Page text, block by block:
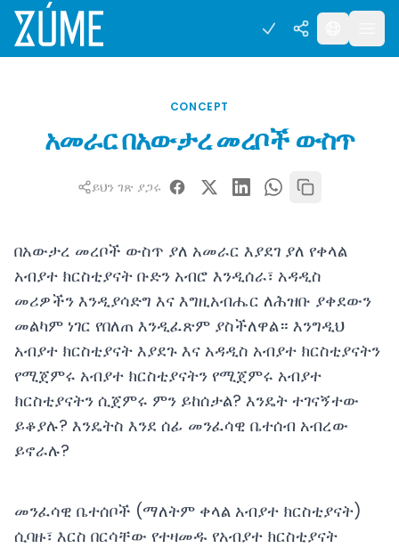
CONCEPT
አመራር በአውታረ መረቦች ውስጥ
ይህን ገጽ ያጋሩ
በአውታረ መረቦች ውስጥ ያለ አመራር እያደገ ያለ የቀላል
አብያተ ክርስቲያናት ቡድን አብሮ እንዲሰራ፣ አዳዲስ
መሪዎችን እንዲያሳድግ እና እግዚአብሔር ለሕዝቡ ያቀደውን
መልካም ነገር የበለጠ እንዲፈጽም ያስችለዋል። እንግዲህ
አብያተ ክርስቲያናት እያደጉ እና አዳዲስ አብያተ ክርስቲያናትን
የሚጀምሩ አብያተ ክርስቲያናትን የሚጀምሩ አብያተ
ክርስቲያናትን ሲጀምሩ ምን ይከሰታል? እንዴት ተገናኝተው
ይቆያሉ? እንዴትስ እንደ ሰፊ መንፈሳዊ ቤተሰብ አብረው
ይኖራሉ?
መንፈሳዊ ቤተሰቦች (ማለትም ቀላል አብያተ ክርስቲያናት)
ሲባዙ፣ እርስ በርሳቸው የተዛመዱ የአብያተ ክርስቲያናት